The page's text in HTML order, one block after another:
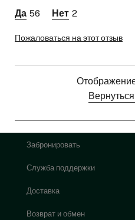
Потребность кожи
56 2
Пожаловаться на этот отзыв
Забронировать
Служба поддержки
Доставка
Возврат и обмен